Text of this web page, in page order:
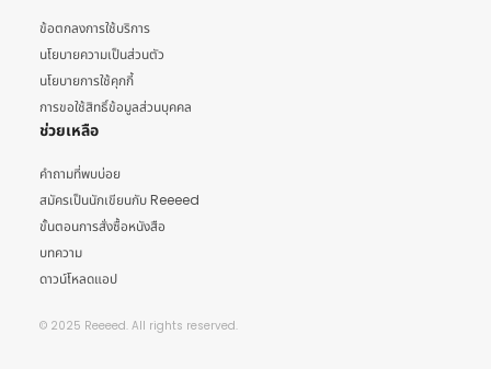
ข้อตกลงการใช้บริการ
นโยบายความเป็นส่วนตัว
นโยบายการใช้คุกกี้
การขอใช้สิทธิ์ข้อมูลส่วนบุคคล
ช่วยเหลือ
คำถามที่พบบ่อย
สมัครเป็นนักเขียนกับ Reeeed
ขั้นตอนการสั่งซื้อหนังสือ
บทความ
ดาวน์โหลดแอป
© 2025 Reeeed. All rights reserved.